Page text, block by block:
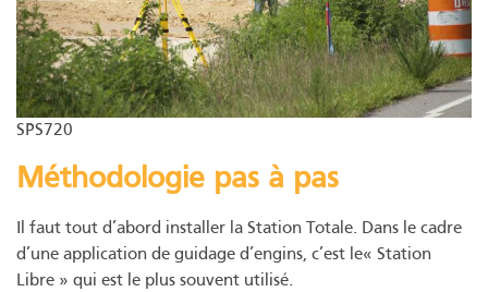
SPS720
Méthodologie pas à pas
Il faut tout d’abord installer la Station Totale. Dans le cadre
d’une application de guidage d’engins, c’est le« Station
Libre » qui est le plus souvent utilisé.